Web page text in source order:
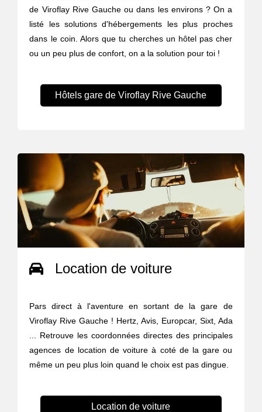
de Viroflay Rive Gauche ou dans les environs ? On a
listé les solutions d'hébergements les plus proches
dans le coin. Alors que tu cherches un hôtel pas cher
ou un peu plus de confort, on a la solution pour toi !
Hôtels gare de Viroflay Rive Gauche
Location de voiture
Pars direct à l'aventure en sortant de la gare de
Viroflay Rive Gauche ! Hertz, Avis, Europcar, Sixt, Ada
... Retrouve les coordonnées directes des principales
agences de location de voiture à coté de la gare ou
même un peu plus loin quand le choix est pas dingue.
Location de voiture